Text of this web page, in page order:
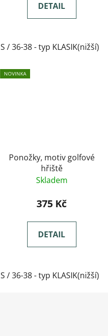
M / 39-41- typ KLASIK(nižší)
DETAIL
S / 36-38 - typ KLASIK(nižší)
M / 39-41- typ KLASIK(nižší)
NOVINKA
Ponožky, motiv golfové
hřiště
Skladem
375 Kč
DETAIL
S / 36-38 - typ KLASIK(nižší)